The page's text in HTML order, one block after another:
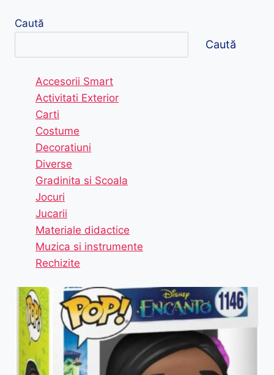
Caută
Caută
Accesorii Smart
Activitati Exterior
Carti
Costume
Decoratiuni
Diverse
Gradinita si Scoala
Jocuri
Jucarii
Materiale didactice
Muzica si instrumente
Rechizite